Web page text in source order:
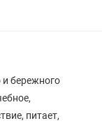
бережного
питает,